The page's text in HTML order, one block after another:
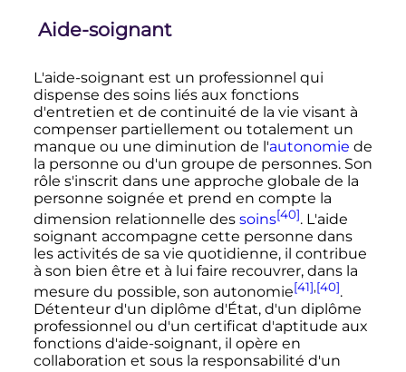
Aide-soignant
L'aide-soignant est un professionnel qui
dispense des soins liés aux fonctions
d'entretien et de continuité de la vie visant à
compenser partiellement ou totalement un
manque ou une diminution de l'autonomie de
la personne ou d'un groupe de personnes. Son
rôle s'inscrit dans une approche globale de la
personne soignée et prend en compte la
dimension relationnelle des soins[40]. L'aide
soignant accompagne cette personne dans
les activités de sa vie quotidienne, il contribue
à son bien être et à lui faire recouvrer, dans la
mesure du possible, son autonomie[41],[40].
Détenteur d'un diplôme d'État, d'un diplôme
professionnel ou d'un certificat d'aptitude aux
fonctions d'aide-soignant, il opère en
collaboration et sous la responsabilité d'un